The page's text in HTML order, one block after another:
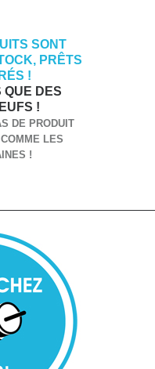
SONT
PRÊTS
!
QUE DES
!
DE PRODUIT
LES
!